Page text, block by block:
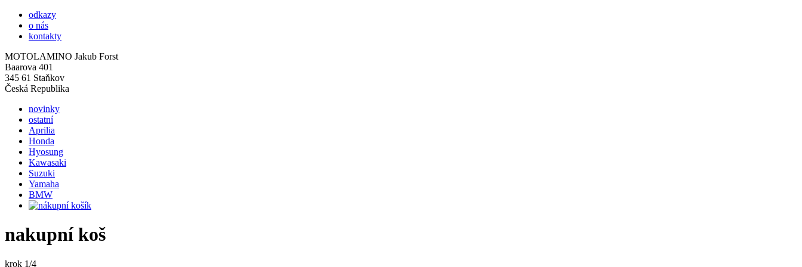
odkazy
o nás
kontakty
MOTOLAMINO Jakub Forst
Baarova 401
345 61 Staňkov
Česká Republika
novinky
ostatní
Aprilia
Honda
Hyosung
Kawasaki
Suzuki
Yamaha
BMW
nakupní koš
krok 1/4